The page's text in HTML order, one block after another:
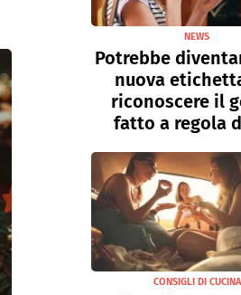
NEWS
Potrebbe
nuova
riconoscere il
fatto a regola
CONSIGLI DI CUCINA